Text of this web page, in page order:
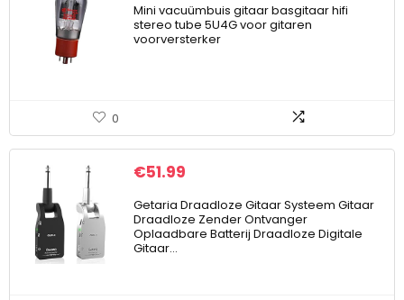
Mini vacuümbuis gitaar basgitaar hifi
stereo tube 5U4G voor gitaren
voorversterker
0
€51.99
Getaria Draadloze Gitaar Systeem Gitaar
Draadloze Zender Ontvanger
Oplaadbare Batterij Draadloze Digitale
Gitaar…